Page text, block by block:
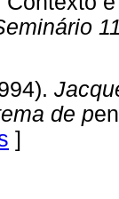
de p
]